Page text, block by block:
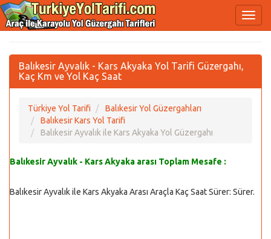
Balıkesir Ayvalık - Kars Akyaka Yol Tarifi Güzergahı,
Kaç Km ve Yol Kaç Saat
Türkiye Yol Tarifi
Balıkesir Yol Güzergahları
Balıkesir Kars Yol Tarifi
Balıkesir Ayvalık ile Kars Akyaka Yol Güzergahı
Balıkesir Ayvalık - Kars Akyaka arası Toplam Mesafe :
Balıkesir Ayvalık ile Kars Akyaka Arası Araçla Kaç Saat Sürer: Sürer.